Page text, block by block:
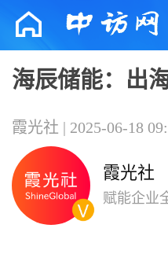
海辰储能：出
霞光社 | 2025-06-18
霞光社
赋能企业